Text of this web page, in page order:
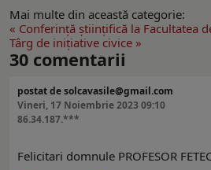
Mai multe din această categorie:
« Conferinţă ştiinţifică la Facultatea
Târg de inițiative civice »
30 comentarii
postat de solcavasile@gmail.com
Vineri, 17 Noiembrie 2023 09:10
86.34.187.***
Felicitari domnule PROFESOR